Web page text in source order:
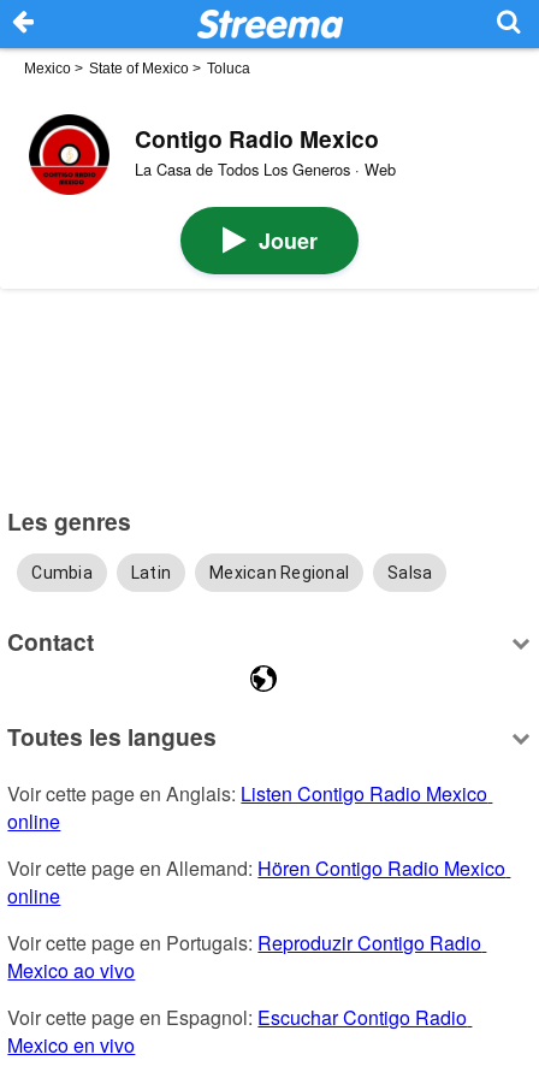
Mexico > State of Mexico > Toluca
Contigo Radio Mexico
La Casa de Todos Los Generos · Web
Jouer
Les genres
Cumbia Latin Mexican Regional Salsa
Contact
Toutes les langues
Voir cette page en Anglais: Listen Contigo Radio Mexico
online
Voir cette page en Allemand: Hören Contigo Radio Mexico
online
Voir cette page en Portugais: Reproduzir Contigo Radio
Mexico ao vivo
Voir cette page en Espagnol: Escuchar Contigo Radio
Mexico en vivo